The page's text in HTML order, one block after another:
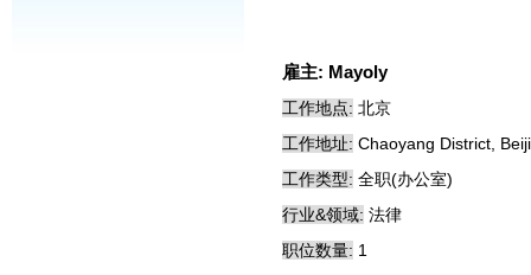
雇主: Mayoly
工作地点: 北京
工作地址: Chaoyang District,
工作类型: 全职(办公室)
行业&领域: 法律
职位数量: 1